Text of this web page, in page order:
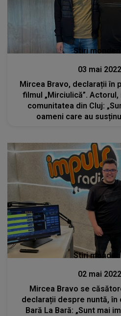
Stiri mondene
03 mai 2022
Mircea Bravo, declarații în
filmul „Mirciulică”.
comunitatea din Cluj:
oameni care au
Stiri
02 mai 2022
Mircea Bravo se căsătorește! Primele
declarații despre nuntă, în
Bară La Bară: „Sunt mai